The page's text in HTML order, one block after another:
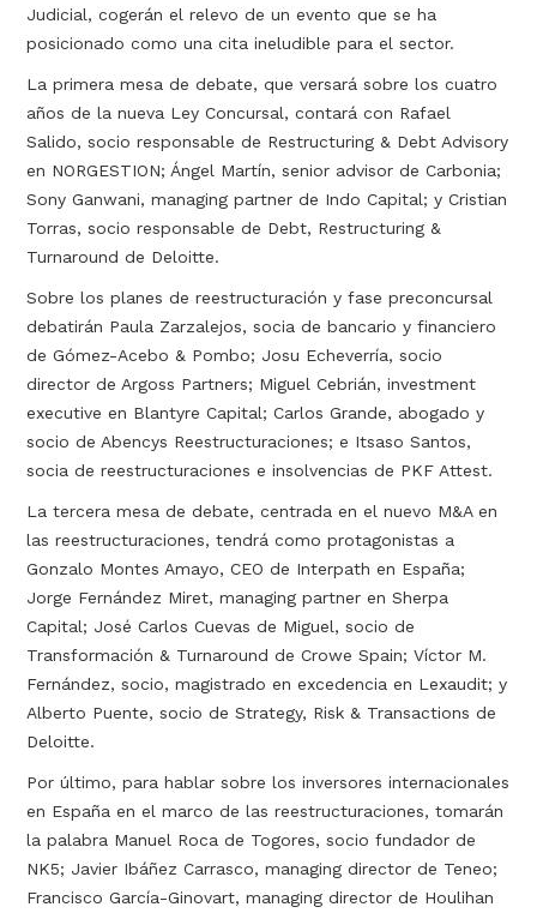
Judicial, cogerán el relevo de un evento que se ha
posicionado como una cita ineludible para el sector.
La primera mesa de debate, que versará sobre los cuatro
años de la nueva Ley Concursal, contará con Rafael
Salido, socio responsable de Restructuring & Debt Advisory
en NORGESTION; Ángel Martín, senior advisor de Carbonia;
Sony Ganwani, managing partner de Indo Capital; y Cristian
Torras, socio responsable de Debt, Restructuring &
Turnaround de Deloitte.
Sobre los planes de reestructuración y fase preconcursal
debatirán Paula Zarzalejos, socia de bancario y financiero
de Gómez-Acebo & Pombo; Josu Echeverría, socio
director de Argoss Partners; Miguel Cebrián, investment
executive en Blantyre Capital; Carlos Grande, abogado y
socio de Abencys Reestructuraciones; e Itsaso Santos,
socia de reestructuraciones e insolvencias de PKF Attest.
La tercera mesa de debate, centrada en el nuevo M&A en
las reestructuraciones, tendrá como protagonistas a
Gonzalo Montes Amayo, CEO de Interpath en España;
Jorge Fernández Miret, managing partner en Sherpa
Capital; José Carlos Cuevas de Miguel, socio de
Transformación & Turnaround de Crowe Spain; Víctor M.
Fernández, socio, magistrado en excedencia en Lexaudit; y
Alberto Puente, socio de Strategy, Risk & Transactions de
Deloitte.
Por último, para hablar sobre los inversores internacionales
en España en el marco de las reestructuraciones, tomarán
la palabra Manuel Roca de Togores, socio fundador de
NK5; Javier Ibáñez Carrasco, managing director de Teneo;
Francisco García-Ginovart, managing director de Houlihan